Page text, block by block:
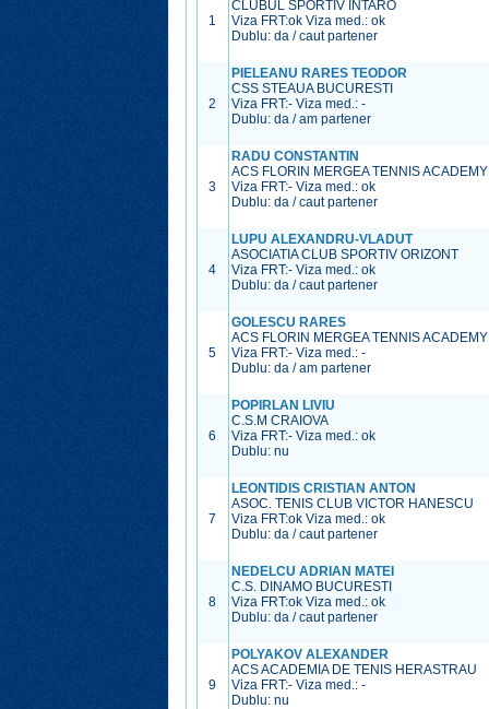
1
CLUBUL SPORTIV INTARO
Viza FRT:ok Viza med.:ok
Dublu: da / caut partener
2
PIELEANU RARES TEODOR
CSS STEAUA BUCURESTI
Viza FRT:- Viza med.:-
Dublu: da / am partener
3
RADU CONSTANTIN
ACS FLORIN MERGEA TENNIS ACADEMY
Viza FRT:- Viza med.:ok
Dublu: da / caut partener
4
LUPU ALEXANDRU-VLADUT
ASOCIATIA CLUB SPORTIV ORIZONT
Viza FRT:- Viza med.:ok
Dublu: da / caut partener
5
GOLESCU RARES
ACS FLORIN MERGEA TENNIS ACADEMY
Viza FRT:- Viza med.:-
Dublu: da / am partener
6
POPIRLAN LIVIU
C.S.M CRAIOVA
Viza FRT:- Viza med.:ok
Dublu: nu
7
LEONTIDIS CRISTIAN ANTON
ASOC. TENIS CLUB VICTOR HANESCU
Viza FRT:ok Viza med.:ok
Dublu: da / caut partener
8
NEDELCU ADRIAN MATEI
C.S. DINAMO BUCURESTI
Viza FRT:ok Viza med.:ok
Dublu: da / caut partener
9
POLYAKOV ALEXANDER
ACS ACADEMIA DE TENIS HERASTRAU
Viza FRT:- Viza med.:-
Dublu: nu